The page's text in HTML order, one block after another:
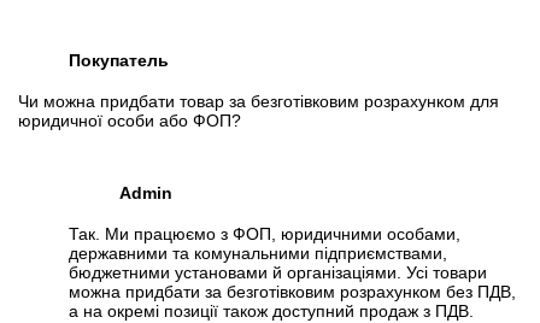
Покупатель
Чи можна придбати товар за безготівковим розрахунком для
юридичної особи або ФОП?
Admin
Так. Ми працюємо з ФОП, юридичними особами,
державними та комунальними підприємствами,
бюджетними установами й організаціями. Усі товари
можна придбати за безготівковим розрахунком без ПДВ,
а на окремі позиції також доступний продаж з ПДВ.